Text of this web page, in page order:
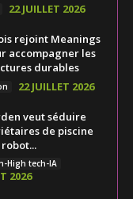
22 JUILLET 2026
rejoint Meanings
accompagner les
durables
22 JUILLET 2026
veut séduire
de piscine
High tech-IA
2026